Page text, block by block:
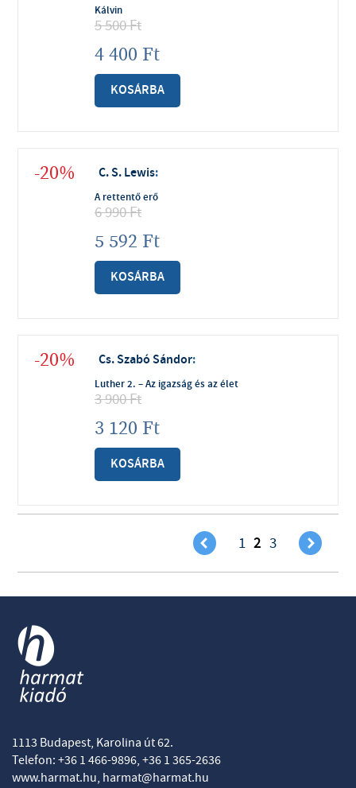
Kálvin
5 500Ft
4 400 Ft
KOSÁRBA
-20% C. S. Lewis:
A rettentő erő
6 990Ft
5 592 Ft
KOSÁRBA
-20% Cs. Szabó Sándor:
Luther 2. – Az igazság és az élet
3 900Ft
3 120 Ft
KOSÁRBA
( 1 2 3 )
1113 Budapest, Karolina út 62.
Telefon: +36 1 466-9896, +36 1 365-2636
www.harmat.hu, harmat@harmat.hu